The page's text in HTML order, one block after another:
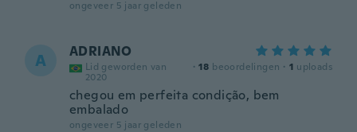
ongeveer 5 jaar geleden
A ADRIANO
Lid geworden van
2020
· 18 beoordelingen · 1 uploads
chegou em perfeita condição, bem
embalado
ongeveer 5 jaar geleden